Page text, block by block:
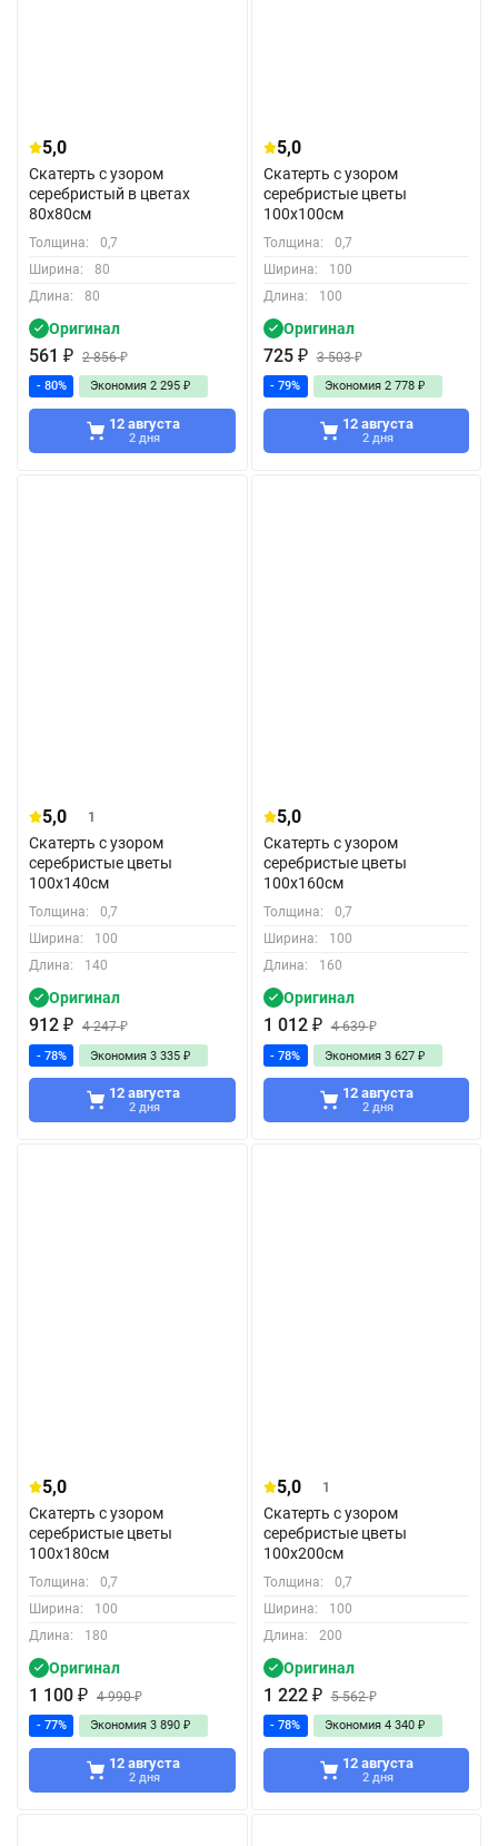
5,0
Скатерть с узором
серебристый в цветах
80x80см
Толщина:
0,7
Ширина:
80
Длина:
80
Оригинал
561 ₽ 2 856₽
- 80% Экономия 2 295 ₽
12 августа
2 дня
5,0
Скатерть с узором
серебристые цветы
100x100см
Толщина:
0,7
Ширина:
100
Длина:
100
Оригинал
725 ₽ 3 503₽
- 79% Экономия 2 778 ₽
12 августа
2 дня
5,0 1
Скатерть с узором
серебристые цветы
100x140см
Толщина:
0,7
Ширина:
100
Длина:
140
Оригинал
912 ₽ 4 247₽
- 78% Экономия 3 335 ₽
12 августа
2 дня
5,0
Скатерть с узором
серебристые цветы
100x160см
Толщина:
0,7
Ширина:
100
Длина:
160
Оригинал
1 012 ₽ 4 639₽
- 78% Экономия 3 627 ₽
12 августа
2 дня
5,0
Скатерть с узором
серебристые цветы
100x180см
Толщина:
0,7
Ширина:
100
Длина:
180
Оригинал
1 100 ₽ 4 990₽
- 77% Экономия 3 890 ₽
12 августа
2 дня
5,0 1
Скатерть с узором
серебристые цветы
100x200см
Толщина:
0,7
Ширина:
100
Длина:
200
Оригинал
1 222 ₽ 5 562₽
- 78% Экономия 4 340 ₽
12 августа
2 дня